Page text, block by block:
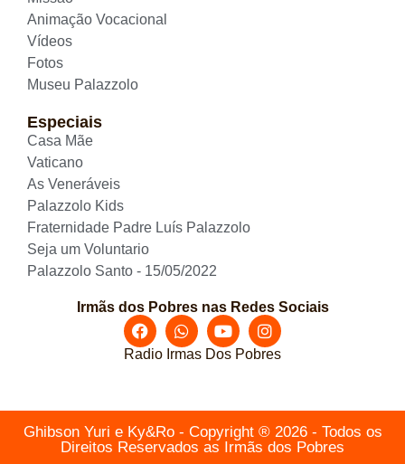
Animação Vocacional
Vídeos
Fotos
Museu Palazzolo
Especiais
Casa Mãe
Vaticano
As Veneráveis
Palazzolo Kids
Fraternidade Padre Luís Palazzolo
Seja um Voluntario
Palazzolo Santo - 15/05/2022
Irmãs dos Pobres nas Redes Sociais
Radio Irmas Dos Pobres
Ghibson Yuri e Ky&Ro - Copyright ® 2026 - Todos os
Direitos Reservados as Irmãs dos Pobres